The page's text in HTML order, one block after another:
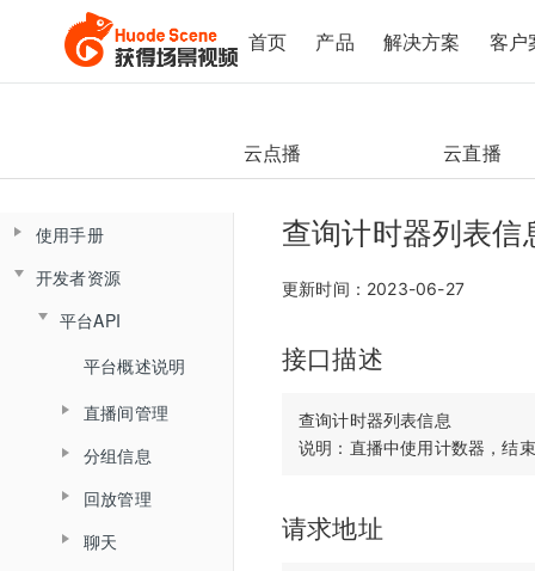
首页 产品 解决方案 客户
云点播 云直播
使用手册
控制台操作手册
直播间管理
创建直播间
直播间设置
链接获取
回放查看
数据总览
监课管理
监课列表
直播间日志
云盘管理
文档库
媒体库
产品简介
角色介绍
登录与准备
主界面介绍
产品简介
角色介绍
登录
界面介绍
产品发版记录
发版记录
开发者资源
平台API
平台概述说明
直播间管理
创建直播间
更新直播间
分组信息
回放管理
聊天
查询计时器列表信
更新时间：2023-06-27
接口描述
查询计时器列表信息
请求地址